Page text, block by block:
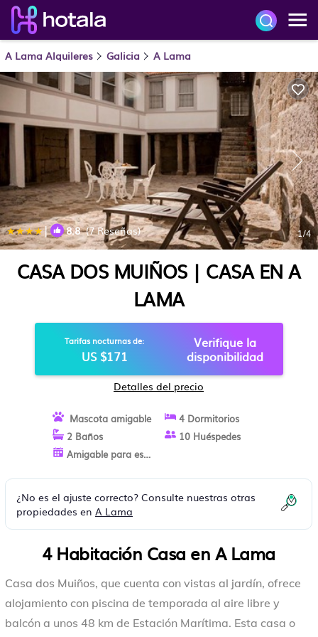
A Lama Alquileres Galicia A Lama
| 8.8(7 Reseñas) 1/4
CASA DOS MUIÑOS | CASA EN A
LAMA
Tarifas nocturnas de:
US $171
Verifique la
disponibilidad
Detalles del precio
Mascota amigable
4 Dormitorios
2 Baños
10 Huéspedes
Amigable para estancias largas
¿No es el ajuste correcto? Consulte nuestras otras
propiedades en A Lama
4 Habitación Casa en A Lama
Casa dos Muiños, que cuenta con vistas al jardín, ofrece
alojamiento con piscina de temporada al aire libre y
balcón a unos 48 km de Estación Marítima. Esta casa o